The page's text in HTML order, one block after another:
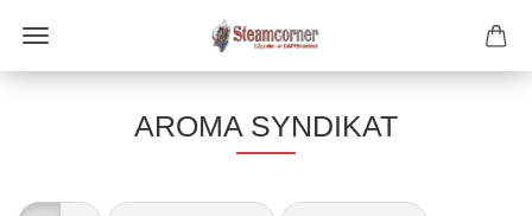
AROMA SYNDIKAT